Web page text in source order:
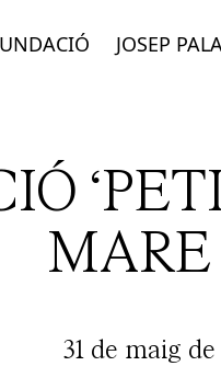
JOSEP
MARE
31 de maig